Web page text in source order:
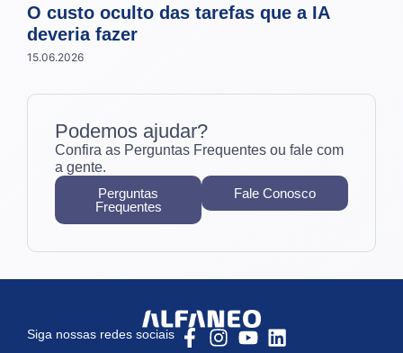
O custo oculto das tarefas que a IA
deveria fazer
15.06.2026
Podemos ajudar?
Confira as Perguntas Frequentes ou fale com
a gente.
Perguntas
Frequentes
Fale Conosco
Siga nossas redes sociais